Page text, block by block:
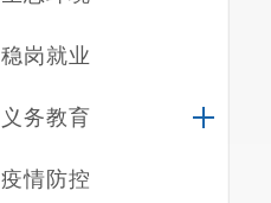
稳岗就业
义务教育
疫情防控